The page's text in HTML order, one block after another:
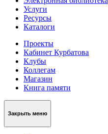
Услуги
Ресурсы
Каталоги
Проекты
Кабинет Курбатова
Клубы
Коллегам
Магазин
Книга памяти
Закрыть меню